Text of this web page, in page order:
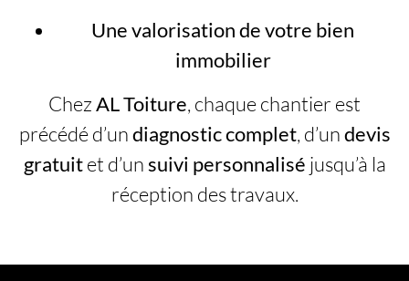
Une valorisation de votre bien
immobilier
ChezAL Toiture, chaque chantier est
précédé d’undiagnostic complet, d’undevis
gratuitet d’unsuivi personnalisé jusqu’à la
réception des travaux.